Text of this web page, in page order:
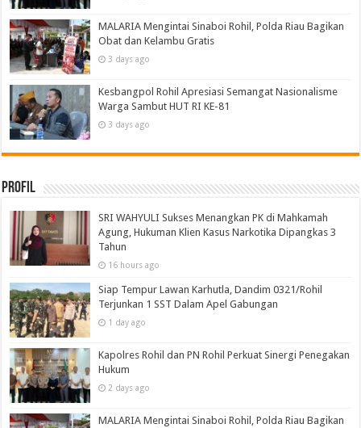
MALARIA Mengintai Sinaboi Rohil, Polda Riau Bagikan
Obat dan Kelambu Gratis
3 days ago
Kesbangpol Rohil Apresiasi Semangat Nasionalisme
Warga Sambut HUT RI KE-81
3 days ago
Profil
SRI WAHYULI Sukses Menangkan PK di Mahkamah
Agung, Hukuman Klien Kasus Narkotika Dipangkas 3
Tahun
16 hours ago
Siap Tempur Lawan Karhutla, Dandim 0321/Rohil
Terjunkan 1 SST Dalam Apel Gabungan
1 day ago
Kapolres Rohil dan PN Rohil Perkuat Sinergi Penegakan
Hukum
2 days ago
MALARIA Mengintai Sinaboi Rohil, Polda Riau Bagikan